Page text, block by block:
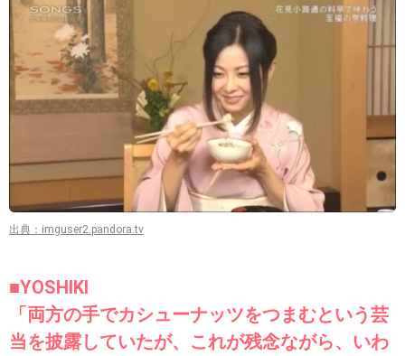
出典：imguser2.pandora.tv
■YOSHIKI
「両方の手でカシューナッツをつまむという芸
当を披露していたが、これが残念ながら、いわ